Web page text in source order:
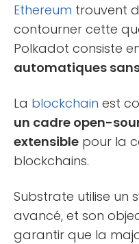
Ethereum trouvent
contourner cette
Polkadot consiste
automatiques
La blockchain est
un cadre open-
extensible pour la
blockchains.
Substrate utilise un
avancé, et son
garantir que la